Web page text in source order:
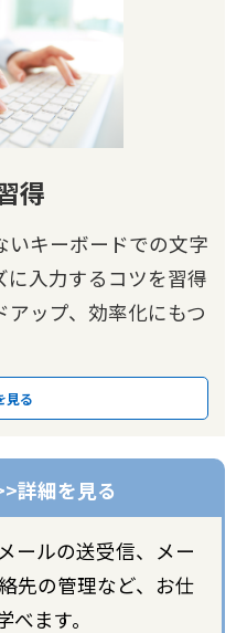
得
いキーボードでの文字
入力するコツを習得
ップ、効率化にもつ
見る
メールの送受信、メー
先の管理など、お仕
ます。